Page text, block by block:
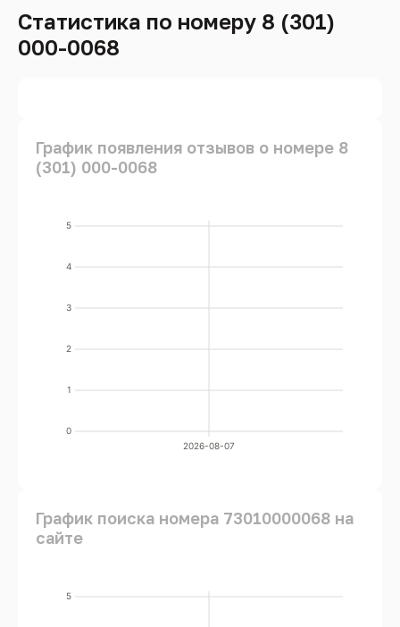
Статистика по номеру 8 (301)
000-0068
График появления отзывов о номере 8
(301) 000-0068
0
1
2
3
4
5
2026-08-07
График поиска номера 73010000068 на
сайте
5